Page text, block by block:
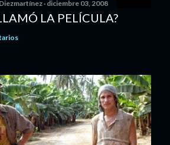
diciembre 03, 2008
LA PELÍCULA?